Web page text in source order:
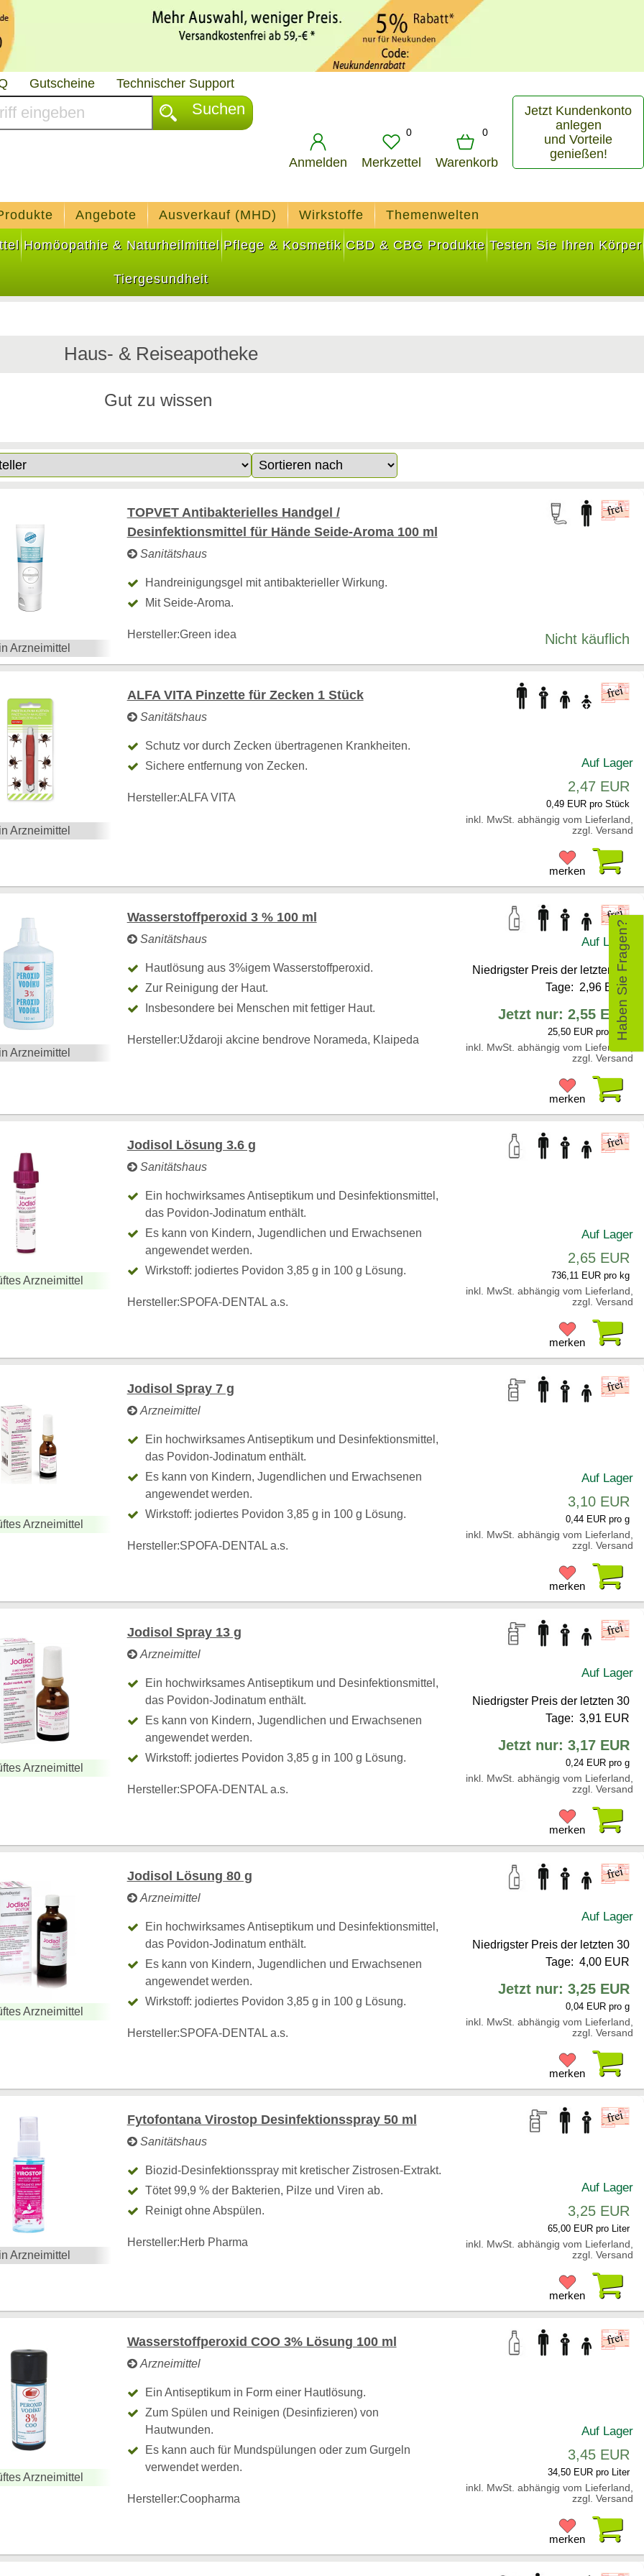
Gutscheine Technischer Support
Suchen
Anmelden
0
Merkzettel
0
Warenkorb
Jetzt Kundenkonto
anlegen
und Vorteile
genießen!
Angebote Ausverkauf (MHD) Wirkstoffe Themenwelten
Homöopathie & Naturheilmittel Pflege & Kosmetik CBD & CBG Produkte Testen Sie Ihren Körper
Tiergesundheit
Haus- & Reiseapotheke
Gut zu wissen
Arzneimittel
TOPVET Antibakterielles Handgel /
Desinfektionsmittel für Hände Seide-Aroma 100 ml
Sanitätshaus
Handreinigungsgel mit antibakterieller Wirkung.
Mit Seide-Aroma.
Hersteller:Green idea Nicht käuflich
Arzneimittel
ALFA VITA Pinzette für Zecken 1 Stück
Sanitätshaus
Schutz vor durch Zecken übertragenen Krankheiten.
Sichere entfernung von Zecken.
Hersteller:ALFA VITA
Auf Lager
2,47 EUR
0,49 EUR pro Stück
inkl. MwSt. abhängig vom Lieferland,
zzgl. Versand
merken
Arzneimittel
Wasserstoffperoxid 3 % 100 ml
Sanitätshaus
Hautlösung aus 3%igem Wasserstoffperoxid.
Zur Reinigung der Haut.
Insbesondere bei Menschen mit fettiger Haut.
Hersteller:Uždaroji akcine bendrove Norameda, Klaipeda
Auf Lager
Niedrigster Preis der letzten 30
Tage: 2,96 EUR
Jetzt nur: 2,55 EUR
25,50 EUR pro Liter
inkl. MwSt. abhängig vom Lieferland,
zzgl. Versand
merken
Arzneimittel
Jodisol Lösung 3.6 g
Sanitätshaus
Ein hochwirksames Antiseptikum und Desinfektionsmittel,
das Povidon-Jodinatum enthält.
Es kann von Kindern, Jugendlichen und Erwachsenen
angewendet werden.
Wirkstoff: jodiertes Povidon 3,85 g in 100 g Lösung.
Hersteller:SPOFA-DENTAL a.s.
Auf Lager
2,65 EUR
736,11 EUR pro kg
inkl. MwSt. abhängig vom Lieferland,
zzgl. Versand
merken
Arzneimittel
Jodisol Spray 7 g
Arzneimittel
Ein hochwirksames Antiseptikum und Desinfektionsmittel,
das Povidon-Jodinatum enthält.
Es kann von Kindern, Jugendlichen und Erwachsenen
angewendet werden.
Wirkstoff: jodiertes Povidon 3,85 g in 100 g Lösung.
Hersteller:SPOFA-DENTAL a.s.
Auf Lager
3,10 EUR
0,44 EUR pro g
inkl. MwSt. abhängig vom Lieferland,
zzgl. Versand
merken
Arzneimittel
Jodisol Spray 13 g
Arzneimittel
Ein hochwirksames Antiseptikum und Desinfektionsmittel,
das Povidon-Jodinatum enthält.
Es kann von Kindern, Jugendlichen und Erwachsenen
angewendet werden.
Wirkstoff: jodiertes Povidon 3,85 g in 100 g Lösung.
Hersteller:SPOFA-DENTAL a.s.
Auf Lager
Niedrigster Preis der letzten 30
Tage: 3,91 EUR
Jetzt nur: 3,17 EUR
0,24 EUR pro g
inkl. MwSt. abhängig vom Lieferland,
zzgl. Versand
merken
Arzneimittel
Jodisol Lösung 80 g
Arzneimittel
Ein hochwirksames Antiseptikum und Desinfektionsmittel,
das Povidon-Jodinatum enthält.
Es kann von Kindern, Jugendlichen und Erwachsenen
angewendet werden.
Wirkstoff: jodiertes Povidon 3,85 g in 100 g Lösung.
Hersteller:SPOFA-DENTAL a.s.
Auf Lager
Niedrigster Preis der letzten 30
Tage: 4,00 EUR
Jetzt nur: 3,25 EUR
0,04 EUR pro g
inkl. MwSt. abhängig vom Lieferland,
zzgl. Versand
merken
Arzneimittel
Fytofontana Virostop Desinfektionsspray 50 ml
Sanitätshaus
Biozid-Desinfektionsspray mit kretischer Zistrosen-Extrakt.
Tötet 99,9 % der Bakterien, Pilze und Viren ab.
Reinigt ohne Abspülen.
Hersteller:Herb Pharma
Auf Lager
3,25 EUR
65,00 EUR pro Liter
inkl. MwSt. abhängig vom Lieferland,
zzgl. Versand
merken
Arzneimittel
Wasserstoffperoxid COO 3% Lösung 100 ml
Arzneimittel
Ein Antiseptikum in Form einer Hautlösung.
Zum Spülen und Reinigen (Desinfizieren) von
Hautwunden.
Es kann auch für Mundspülungen oder zum Gurgeln
verwendet werden.
Hersteller:Coopharma
Auf Lager
3,45 EUR
34,50 EUR pro Liter
inkl. MwSt. abhängig vom Lieferland,
zzgl. Versand
merken
Haben Sie Fragen?